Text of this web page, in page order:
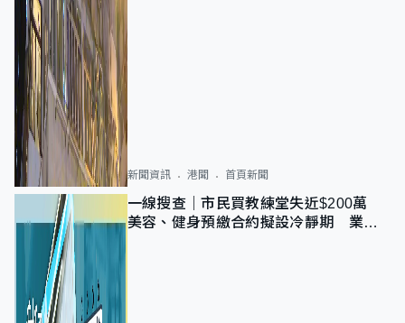
新聞資訊 港聞 首頁新聞
一線搜查｜市民買教練堂失近$200萬
美容、健身預繳合約擬設冷靜期 業界